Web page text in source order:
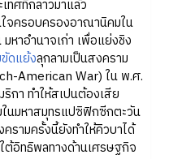
ทศที่กล่าวมาแล้ว
จครอบครองอาณานิคมใน
หาอำนาจเก่า เพื่อแย่งชิง
ดแย้งลุกลามเป็นสงคราม
American War) ใน พ.ศ.
กา ทำให้สเปนต้องเสีย
ในมหาสมุทรแปซิฟิกซีกตะวัน
รามครั้งนี้ยังทำให้คิวบาได้
อิทธิพลทางด้านเศรษฐกิจ